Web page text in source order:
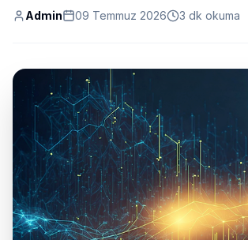
Admin 09 Temmuz 2026 3 dk okuma